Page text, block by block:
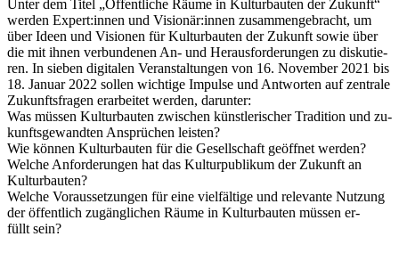
Un­ter dem Ti­tel „Öf­fent­li­che Räu­me in Kul­tur­bau­ten der Zu­kunft“
wer­den Expert:innen und Visionär:innen zu­sam­men­ge­bracht, um
über Ideen und Vi­sio­nen für Kul­tur­bau­ten der Zu­kunft so­wie über
die mit ih­nen ver­bun­de­nen An- und Her­aus­for­de­run­gen zu dis­ku­tie­
ren. In sie­ben di­gi­ta­len Ver­an­stal­tun­gen von 16. No­vem­ber 2021 bis
18. Ja­nu­ar 2022 sol­len wich­ti­ge Im­pul­se und Ant­wor­ten auf zen­tra­le
Zu­kunfts­fra­gen er­ar­bei­tet wer­den, darunter:
Was müs­sen Kul­tur­bau­ten zwi­schen künst­le­ri­scher Tra­di­ti­on und zu­
kunfts­ge­wand­ten An­sprü­chen leisten?
Wie kön­nen Kul­tur­bau­ten für die Ge­sell­schaft ge­öff­net werden?
Wel­che An­for­de­run­gen hat das Kul­tur­pu­bli­kum der Zu­kunft an
Kulturbauten?
Wel­che Vor­aus­set­zun­gen für eine viel­fäl­ti­ge und re­le­van­te Nut­zung
der öf­fent­lich zu­gäng­li­chen Räu­me in Kul­tur­bau­ten müs­sen er­
füllt sein?